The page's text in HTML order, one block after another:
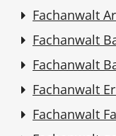
Fachanwalt
Fachanwalt
Fachanwalt
Fachanwalt
Fachanwalt